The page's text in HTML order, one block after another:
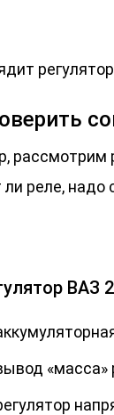
рассмотрим
ли реле, надо
ВАЗ
«масса»